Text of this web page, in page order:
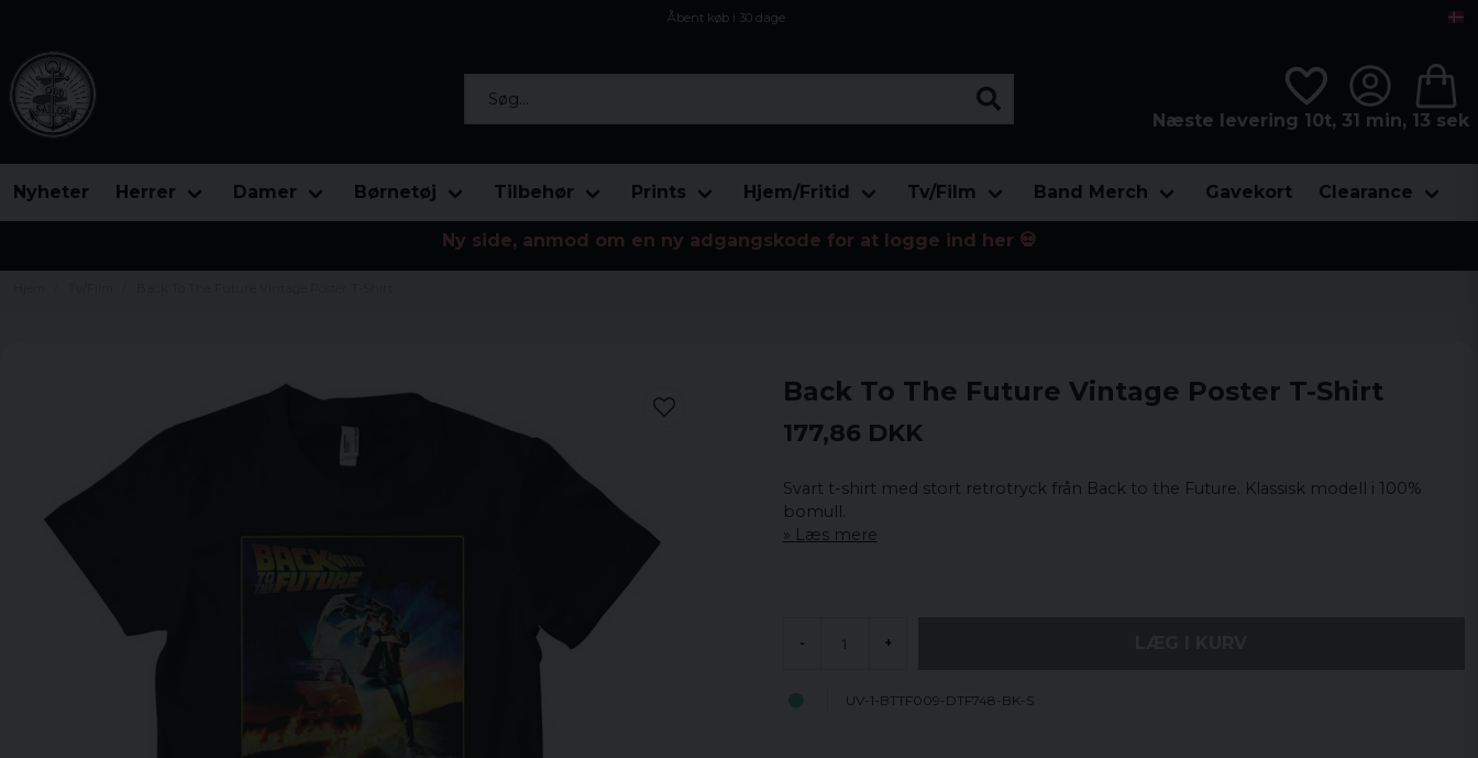
Åbent køb i 30 dage
Næste levering 10t, 31 min, 11 sek
Nyheter Herrer Damer Børnetøj Tilbehør Prints Hjem/Fritid Tv/Film Band Merch Gavekort Clearance
Ny side, anmod om en ny adgangskode for at logge ind her 💀
Back To The Future Vintage Poster T-Shirt
177,86 DKK
Svart t-shirt med stort retrotryck från Back to the Future. Klassisk modell i 100%
bomull.
Læs mere
- +
UV-1-BTTF009-DTF748-BK-S